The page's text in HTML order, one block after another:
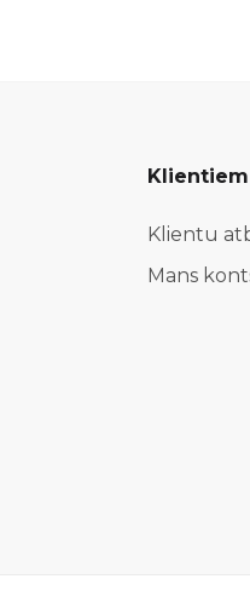
Klientiem
Klientu
Mans